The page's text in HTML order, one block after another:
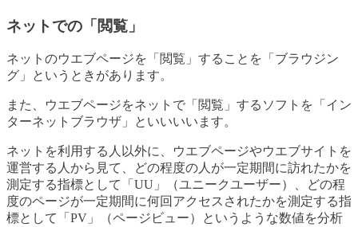
ネットでの「閲覧」
ネットのウエブページを「閲覧」することを「ブラウジン
グ」というときがあります。
また、ウエブページをネットで「閲覧」するソフトを「イン
ターネットブラウザ」といいいいます。
ネットを利用する人以外に、ウエブページやウエブサイトを
運営する人から見て、どの程度の人が一定期間に訪れたかを
測定する指標として「UU」（ユニークユーザー）、どの程
度のページが一定期間に何回アクセスされたかを測定する指
標として「PV」（ページビュー）というような数値を分析